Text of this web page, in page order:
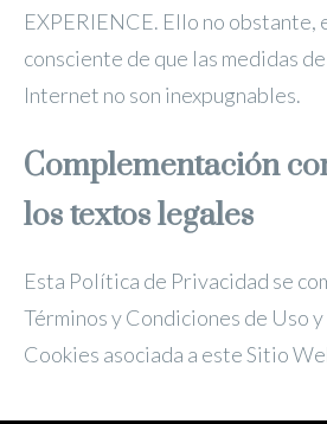
EXPERIENCE. Ello no obstante,
consciente de que las medidas
Internet no son inexpugnables.
Complementación
los textos legales
Esta Política de Privacidad se
Términos y Condiciones de Uso
Cookies asociada a este Sitio